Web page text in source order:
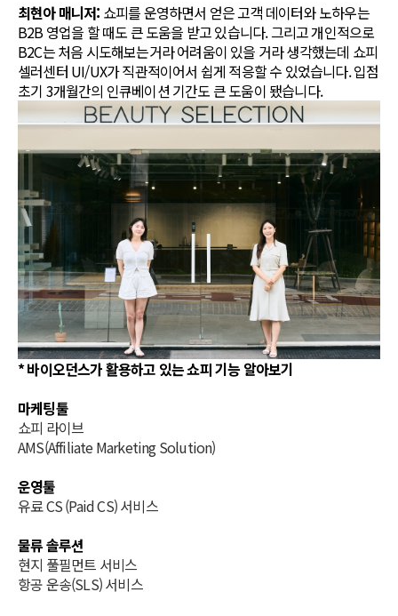
최현아 매니저: 쇼피를 운영하면서 얻은 고객 데이터와 노하우는
B2B 영업을 할 때도 큰 도움을 받고 있습니다. 그리고 개인적으로
B2C는 처음 시도해보는거라 어려움이 있을 거라 생각했는데 쇼피
셀러센터 UI/UX가 직관적이어서 쉽게 적응할 수 있었습니다. 입점
초기 3개월간의 인큐베이션 기간도 큰 도움이 됐습니다.
* 바이오던스가 활용하고 있는 쇼피 기능 알아보기
마케팅툴
쇼피 라이브
AMS(Affiliate Marketing Solution)
운영툴
유료 CS (Paid CS) 서비스
물류 솔루션
현지 풀필먼트 서비스
항공 운송(SLS) 서비스